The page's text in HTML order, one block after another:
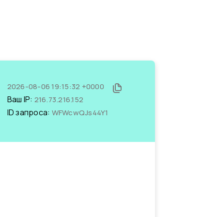
2026-08-06 19:15:32 +0000
Ваш IP: 216.73.216.152
ID запроса: WFWcwQJs44Y1